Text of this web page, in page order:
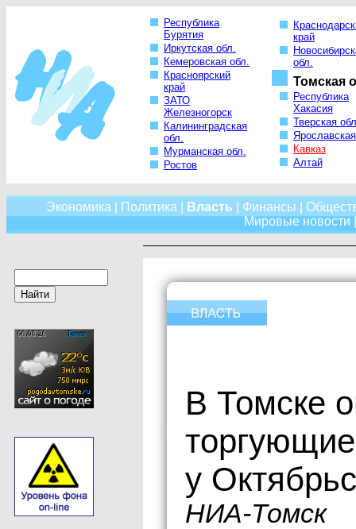
Республика
Бурятия
Иркутская обл.
Кемеровская обл.
Красноярский
край
ЗАТО
Железногорск
Калининградская
обл.
Мурманская обл.
Ростов
край
обл.
Томская
Республика
Хакасия
Тверская
Кавказ
Алтай
Экономика Политика Власть Финансы
Мировые новости
В Томске
торгующие
у
НИА-Томск